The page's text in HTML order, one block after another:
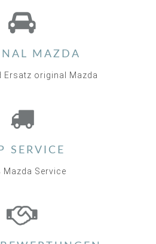
MAZDA
Ersatz original Mazda
SERVICE
Mazda Service